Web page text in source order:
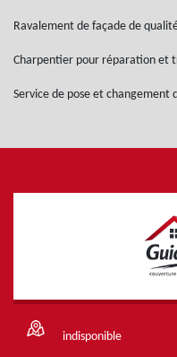
Ravalement de façade de
Charpentier pour réparation et
Service de pose et changement
indisponible